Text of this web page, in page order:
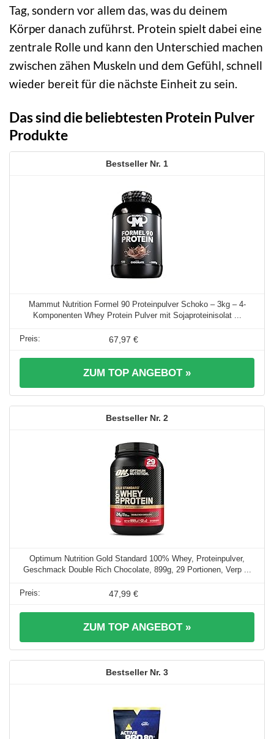
Tag, sondern vor allem das, was du deinem
Körper danach zuführst. Protein spielt dabei eine
zentrale Rolle und kann den Unterschied machen
zwischen zähen Muskeln und dem Gefühl, schnell
wieder bereit für die nächste Einheit zu sein.
Das sind die beliebtesten Protein Pulver
Produkte
1
Mammut Nutrition Formel 90 Proteinpulver Schoko – 3kg – 4-
Komponenten Whey Protein Pulver mit Sojaproteinisolat ...
67,97 €
ZUM TOP ANGEBOT »
2
Optimum Nutrition Gold Standard 100% Whey, Proteinpulver,
Geschmack Double Rich Chocolate, 899g, 29 Portionen, Verp ...
47,99 €
ZUM TOP ANGEBOT »
3